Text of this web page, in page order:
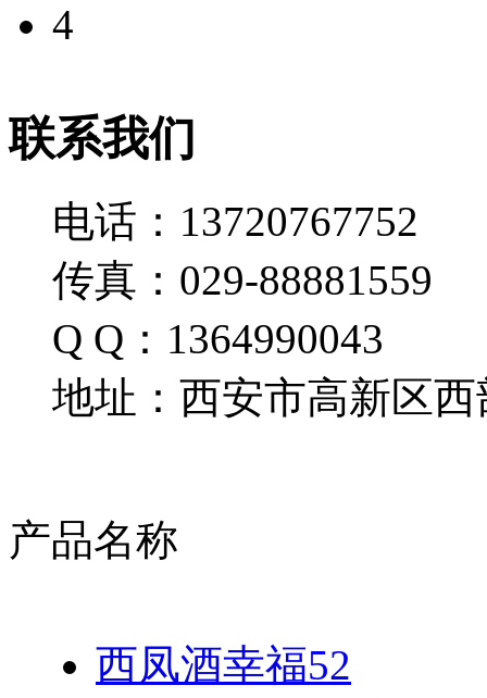
4
联系我们
电话：13720767752
传真：029-88881559
Q Q：1364990043
地址：西安市高新区西
产品名称
西凤酒幸福52